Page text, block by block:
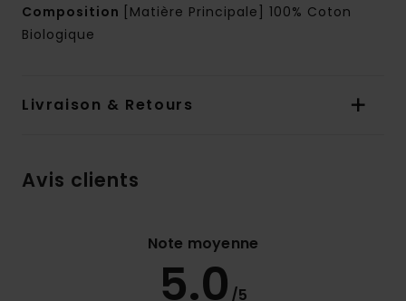
Composition
[Matière Principale] 100% Coton
Biologique
Livraison & Retours
Avis clients
Note moyenne
5.0 /5